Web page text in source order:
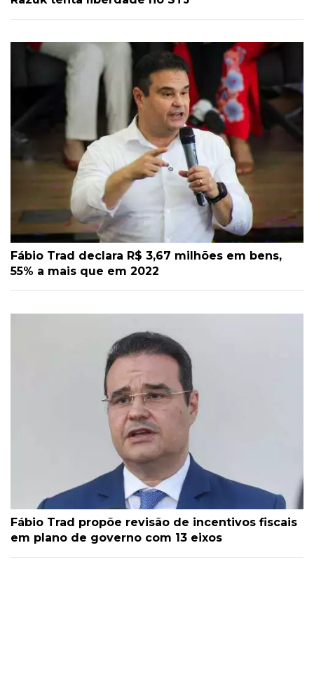
Fábio Trad declara R$ 3,67 milhões em bens,
55% a mais que em 2022
Fábio Trad propõe revisão de incentivos fiscais
em plano de governo com 13 eixos